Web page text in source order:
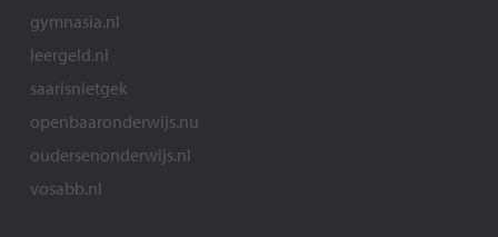
gymnasia.nl
leergeld.nl
saarisnietgek
openbaaronderwijs.nu
oudersenonderwijs.nl
vosabb.nl